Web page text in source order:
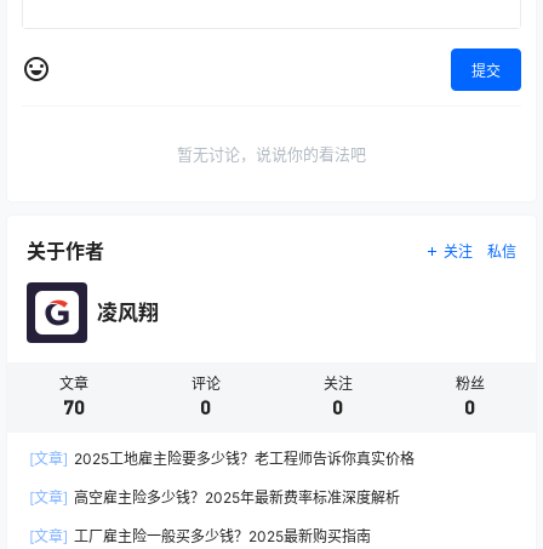
提交
暂无讨论，说说你的看法吧
关于作者 关注 私信
凌风翔
文章
70
评论
0
关注
0
粉丝
0
[文章] 2025工地雇主险要多少钱？老工程师告诉你真实价格
[文章] 高空雇主险多少钱？2025年最新费率标准深度解析
[文章] 工厂雇主险一般买多少钱？2025最新购买指南